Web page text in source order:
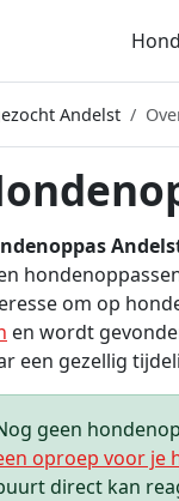
Andelst
om op
en wordt
een gezellig
geen
oproep voor je
direct kan